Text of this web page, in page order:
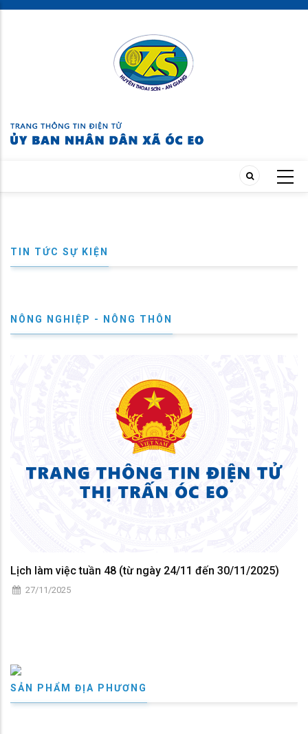
Skip
TIN TỨC SỰ KIỆN
NÔNG NGHIỆP - NÔNG THÔN
Lịch làm việc tuần 48 (từ ngày 24/11 đến 30/11/2025)
27/11/2025
SẢN PHẨM ĐỊA PHƯƠNG